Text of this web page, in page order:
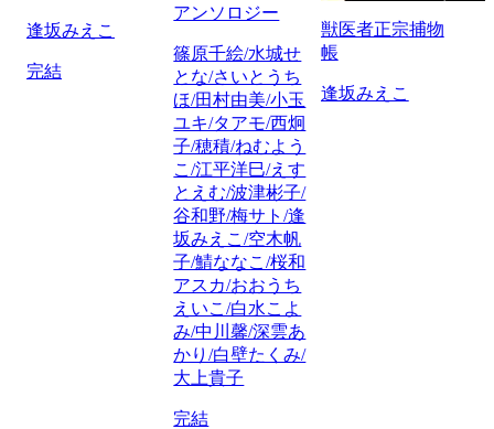
逢坂みえこ
完結
アンソロジー
篠原千絵/水城せ
とな/さいとうち
ほ/田村由美/小玉
ユキ/タアモ/西炯
子/穂積/ねむよう
こ/江平洋巳/えす
とえむ/波津彬子/
谷和野/梅サト/逢
坂みえこ/空木帆
子/鯖ななこ/桜和
アスカ/おおうち
えいこ/白水こよ
み/中川馨/深雲あ
かり/白壁たくみ/
大上貴子
完結
獣医者正宗捕物
帳
逢坂みえこ